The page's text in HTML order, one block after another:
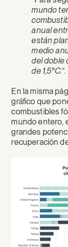
mundo
anual
están
medio
del doble
de 1,5°C.”.
En la misma
gráfico que
combustibles
mundo entero,
grandes
recuperación